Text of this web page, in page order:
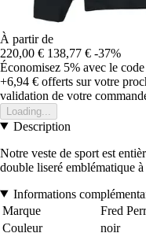
À partir de
220,00 € 138,77 € -37%
Économisez 5% avec le code
+6,94 € offerts sur votre
validation de votre
Loading...
Description
Notre veste de sport est
double liseré emblématique
Informations
Marque
Fred
Couleur
noir